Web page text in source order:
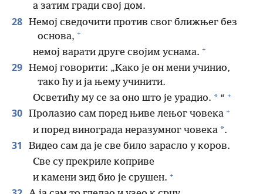
а затим гради свој дом.
28 Немој сведочити против свог ближњег без
основа, +
немој варати друге својим уснама. +
29 Немој говорити: „Како је он мени учинио,
тако ћу и ја њему учинити.
Осветићу му се за оно што је урадио. * “ +
30 Пролазио сам поред њиве лењог човека +
и поред винограда неразумног човека *.
31
Видео сам да је све било зарасло у коров.
Све су прекриле коприве
и камени зид био је срушен. +